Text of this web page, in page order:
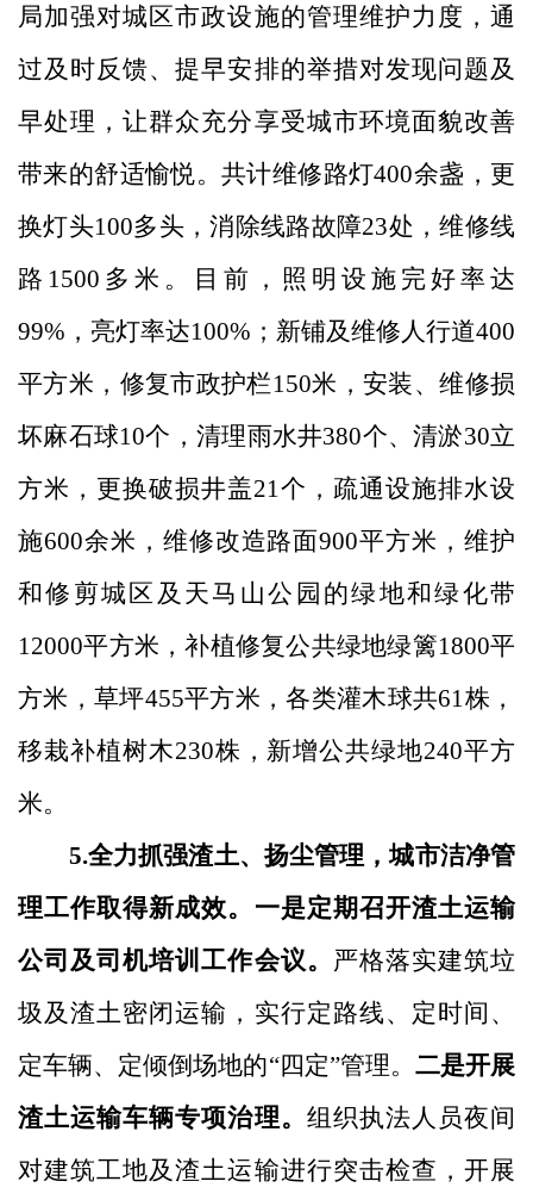
局加强对城区市政设施的管理维护力度，通
过及时反馈、提早安排的举措对发现问题及
早处理，让群众充分享受城市环境面貌改善
带来的舒适愉悦。共计维修路灯400余盏，更
换灯头100多头，消除线路故障23处，维修线
路1500多米。目前，照明设施完好率达
99%，亮灯率达100%；新铺及维修人行道400
平方米，修复市政护栏150米，安装、维修损
坏麻石球10个，清理雨水井380个、清淤30立
方米，更换破损井盖21个，疏通设施排水设
施600余米，维修改造路面900平方米，维护
和修剪城区及天马山公园的绿地和绿化带
12000平方米，补植修复公共绿地绿篱1800平
方米，草坪455平方米，各类灌木球共61株，
移栽补植树木230株，新增公共绿地240平方
米。
5.全力抓强渣土、扬尘管理，城市洁净管
理工作取得新成效。一是定期召开渣土运输
公司及司机培训工作会议。 严格落实建筑垃
圾及渣土密闭运输，实行定路线、定时间、
定车辆、定倾倒场地的“四定”管理。 二是开展
渣土运输车辆专项治理。 组织执法人员夜间
对建筑工地及渣土运输进行突击检查，开展